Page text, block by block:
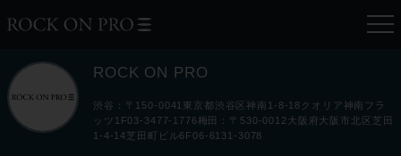
ROCK ON PRO
渋谷：〒150-0041東京都渋谷区神南1-8-18クオリア神南フラ
ッツ1F03-3477-1776梅田：〒530-0012大阪府大阪市北区芝田
1-4-14芝田町ビル6F06-6131-3078